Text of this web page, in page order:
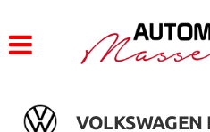
VOLKSWAGEN